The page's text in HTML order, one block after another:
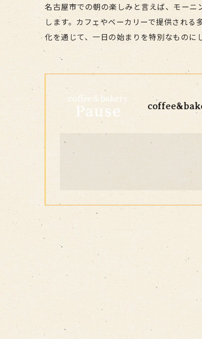
名古屋市での朝の楽しみと言えば、モー
します。カフェやベーカリーで提供され
化を通じて、一日の始まりを特別なものに